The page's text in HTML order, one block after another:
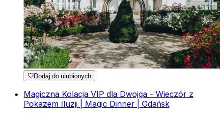
Dodaj do ulubionych
Magiczna Kolacja VIP dla Dwojga - Wieczór z
Pokazem Iluzji | Magic Dinner | Gdańsk